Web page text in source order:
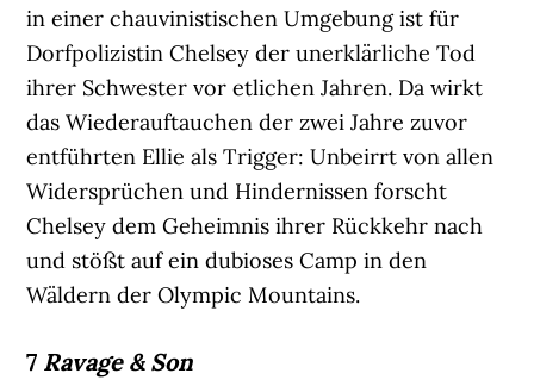
in einer chauvinistischen Umgebung ist für
Dorfpolizistin Chelsey der unerklärliche Tod
ihrer Schwester vor etlichen Jahren. Da wirkt
das Wiederauftauchen der zwei Jahre zuvor
entführten Ellie als Trigger: Unbeirrt von allen
Widersprüchen und Hindernissen forscht
Chelsey dem Geheimnis ihrer Rückkehr nach
und stößt auf ein dubioses Camp in den
Wäldern der Olympic Mountains.
7 Ravage & Son